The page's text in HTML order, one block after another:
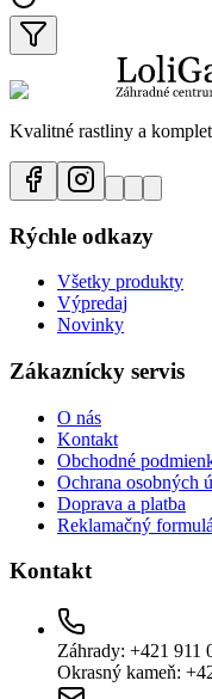
Kvalitné rastliny a
Rýchle odkazy
Všetky produkty
Výpredaj
Novinky
Zákaznícky servis
O nás
Kontakt
Obchodné
Ochrana osobných
Doprava a platba
Reklamačný
Kontakt
Záhrady: +421 911
Okrasný kameň: